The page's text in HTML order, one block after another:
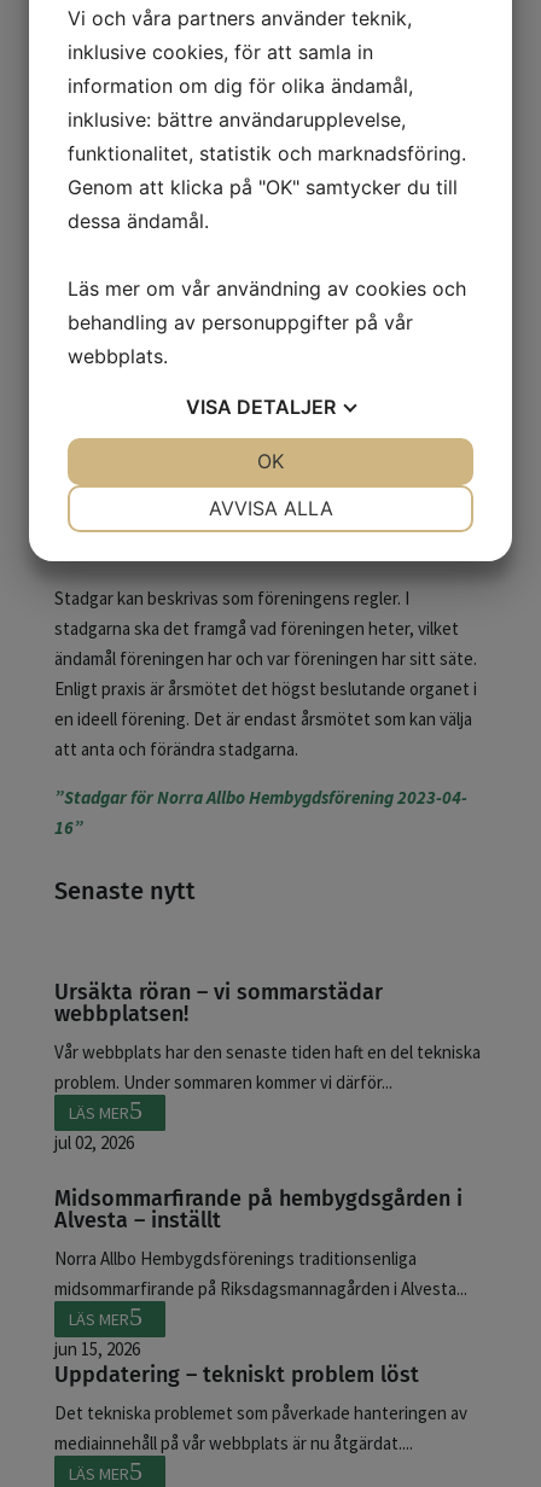
Kallelsen till nästa sammanträde hittar du i nyhetsflödet
på”startsidan”cirka en vecka före sammanträdet. De
senaste protokollen redovisas här under.
”Protokoll fört vid ordinarie styrelsemöte 2024-12-02”
”Protokoll fört vid ordinarie styrelsemöte 2025-01-20”
”Protokoll fört vid ordinarie styrelsemöte med
verksamhetsplanering 2025-02-19”
”Protokoll fört vid konstituerande styrelsemöte 2025-
04-13”
”Protokoll fört vid ordinarie styrelsemöte 2025-05-14”
”Protokoll fört vid ordinarie styrelsemöte 2025-09-03”
”Protokoll fört vid ordinarie styrelsemöte 2025-10-08”
Stadgar
Stadgar kan beskrivas som föreningens regler. I
stadgarna ska det framgå vad föreningen heter, vilket
ändamål föreningen har och var föreningen har sitt säte.
Enligt praxis är årsmötet det högst beslutande organet i
en ideell förening. Det är endast årsmötet som kan välja
att anta och förändra stadgarna.
”Stadgar för Norra Allbo Hembygdsförening 2023-04-
16”
Senaste nytt
Ursäkta röran – vi sommarstädar
webbplatsen!
Vår webbplats har den senaste tiden haft en del tekniska
problem. Under sommaren kommer vi därför...
LÄS MER
jul 02, 2026
Midsommarfirande på hembygdsgården i
Alvesta – inställt
Norra Allbo Hembygdsförenings traditionsenliga
midsommarfirande på Riksdagsmannagården i Alvesta...
LÄS MER
jun 15, 2026
Uppdatering – tekniskt problem löst
Det tekniska problemet som påverkade hanteringen av
mediainnehåll på vår webbplats är nu åtgärdat....
LÄS MER
Vi och våra partners använder teknik,
inklusive cookies, för att samla in
information om dig för olika ändamål,
inklusive: bättre användarupplevelse,
funktionalitet, statistik och marknadsföring.
Genom att klicka på "OK" samtycker du till
dessa ändamål.
Läs mer om vår användning av cookies och
behandling av personuppgifter på vår
webbplats.
VISA DETALJER
AVVISA ALLA
OK